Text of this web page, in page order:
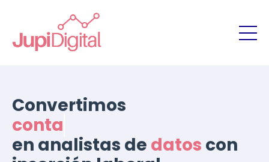
Convertimos
contadores
en analistas de datos con